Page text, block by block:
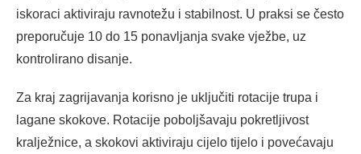
iskoraci aktiviraju ravnotežu i stabilnost. U praksi se često
preporučuje 10 do 15 ponavljanja svake vježbe, uz
kontrolirano disanje.
Za kraj zagrijavanja korisno je uključiti rotacije trupa i
lagane skokove. Rotacije poboljšavaju pokretljivost
kralježnice, a skokovi aktiviraju cijelo tijelo i povećavaju